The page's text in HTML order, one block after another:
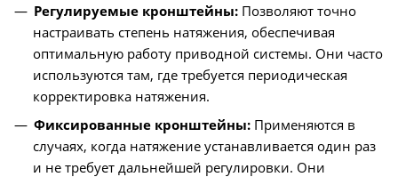
Регулируемые кронштейны: Позволяют точно
настраивать степень натяжения, обеспечивая
оптимальную работу приводной системы. Они часто
используются там, где требуется периодическая
корректировка натяжения.
Фиксированные кронштейны: Применяются в
случаях, когда натяжение устанавливается один раз
и не требует дальнейшей регулировки. Они